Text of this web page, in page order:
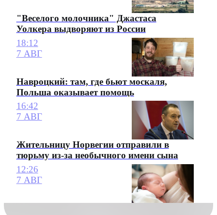
"Веселого молочника" Джастаса
Уолкера выдворяют из России
18:12
7 АВГ
Навроцкий: там, где бьют москаля,
Польша оказывает помощь
16:42
7 АВГ
Жительницу Норвегии отправили в
тюрьму из-за необычного имени сына
12:26
7 АВГ